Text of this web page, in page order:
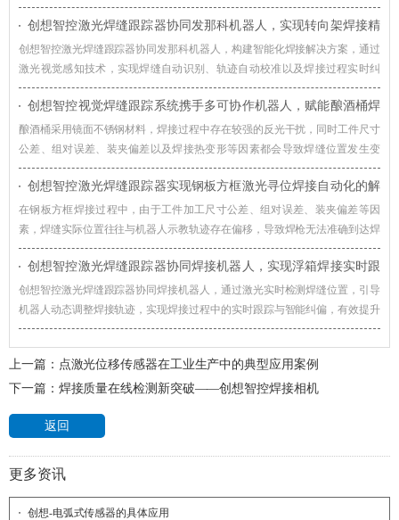
接过程智能化升级。
创想智控激光焊缝跟踪器协同发那科机器人，实现转向架焊接精
准自动化
创想智控激光焊缝跟踪器协同发那科机器人，构建智能化焊接解决方案，通过
激光视觉感知技术，实现焊缝自动识别、轨迹自动校准以及焊接过程实时纠
偏，提升机器人焊接系统对车辆转向架适应能力。
创想智控视觉焊缝跟踪系统携手多可协作机器人，赋能酿酒桶焊
接智能化升级
酿酒桶采用镜面不锈钢材料，焊接过程中存在较强的反光干扰，同时工件尺寸
公差、组对误差、装夹偏差以及焊接热变形等因素都会导致焊缝位置发生变
化，创想智控视觉焊缝跟踪系统通过实时视觉检测与智能轨迹修正技术，赋能
酿酒桶焊接智能化升级。
创想智控激光焊缝跟踪器实现钢板方框激光寻位焊接自动化的解
决方案
在钢板方框焊接过程中，由于工件加工尺寸公差、组对误差、装夹偏差等因
素，焊缝实际位置往往与机器人示教轨迹存在偏移，导致焊枪无法准确到达焊
接起始位置，影响焊接质量和生产效率。对此，创想智控激光焊缝跟踪器可协
同各类焊接机器人实现更加高效、稳定的自动化焊接。
创想智控激光焊缝跟踪器协同焊接机器人，实现浮箱焊接实时跟
踪与智能纠偏
创想智控激光焊缝跟踪器协同焊接机器人，通过激光实时检测焊缝位置，引导
机器人动态调整焊接轨迹，实现焊接过程中的实时跟踪与智能纠偏，有效提升
浮箱焊接自动化水平。
上一篇： 点激光位移传感器在工业生产中的典型应用案例
下一篇： 焊接质量在线检测新突破——创想智控焊接相机
返回
更多资讯
创想-电弧式传感器的具体应用